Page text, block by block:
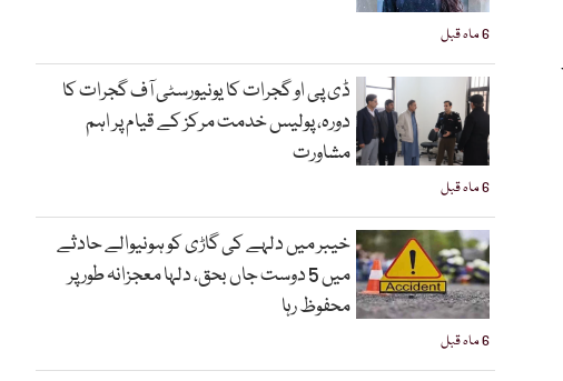
6 ماہ قبل
6 ماہ قبل
ڈی پی او گجرات کا یونیورسٹی آف گجرات کا
دورہ، پولیس خدمت مرکز کے قیام پر اہم
مشاورت
6 ماہ قبل
خیبر میں دلہے کی گاڑی کو ہونیوالے حادثے
میں 5 دوست جاں بحق، دلہا معجزانہ طور پر
محفوظ رہا